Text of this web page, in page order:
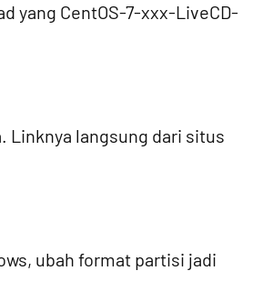
yang CentOS-7-xxx-LiveCD-
Linknya langsung dari situs
ubah format partisi jadi